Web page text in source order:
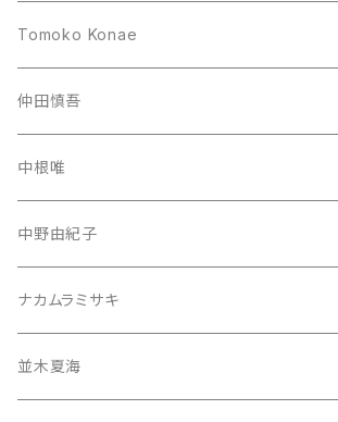
Tomoko Konae
仲田慎吾
中根唯
中野由紀子
ナカムラミサキ
並木夏海